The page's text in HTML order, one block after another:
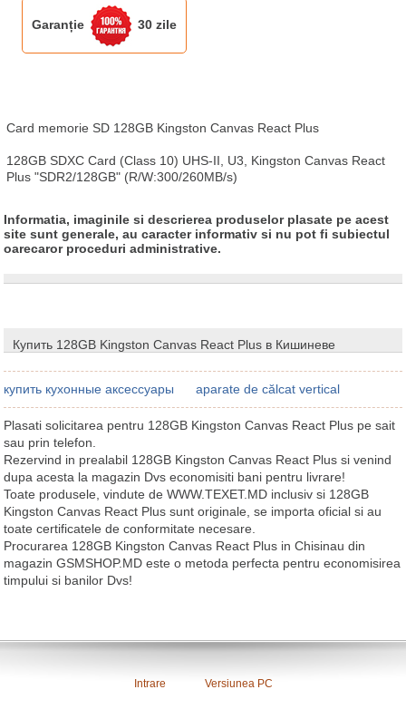
Garanție 30 zile
Card memorie SD 128GB Kingston Canvas React Plus
128GB SDXC Card (Class 10) UHS-II, U3, Kingston Canvas React
Plus "SDR2/128GB" (R/W:300/260MB/s)
Informatia, imaginile si descrierea produselor plasate pe acest
site sunt generale, au caracter informativ si nu pot fi subiectul
oarecaror proceduri administrative.
Купить 128GB Kingston Canvas React Plus в Кишиневе
купить кухонные аксессуары aparate de călcat vertical
Plasati solicitarea pentru 128GB Kingston Canvas React Plus pe sait
sau prin telefon.
Rezervind in prealabil 128GB Kingston Canvas React Plus si venind
dupa acesta la magazin Dvs economisiti bani pentru livrare!
Toate produsele, vindute de WWW.TEXET.MD inclusiv si 128GB
Kingston Canvas React Plus sunt originale, se importa oficial si au
toate certificatele de conformitate necesare.
Procurarea 128GB Kingston Canvas React Plus in Chisinau din
magazin GSMSHOP.MD este o metoda perfecta pentru economisirea
timpului si banilor Dvs!
Intrare Versiunea PC